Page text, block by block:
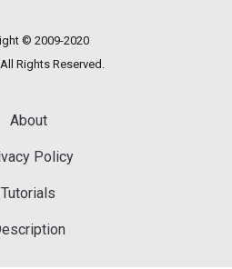
© 2009-2020
Rights Reserved.
About
Policy
Tutorials